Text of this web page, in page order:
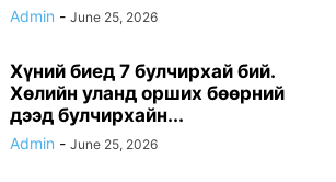
Admin - June 25, 2026
Хүний биед 7 булчирхай бий.
Хөлийн уланд орших бөөрний
дээд булчирхайн...
Admin - June 25, 2026